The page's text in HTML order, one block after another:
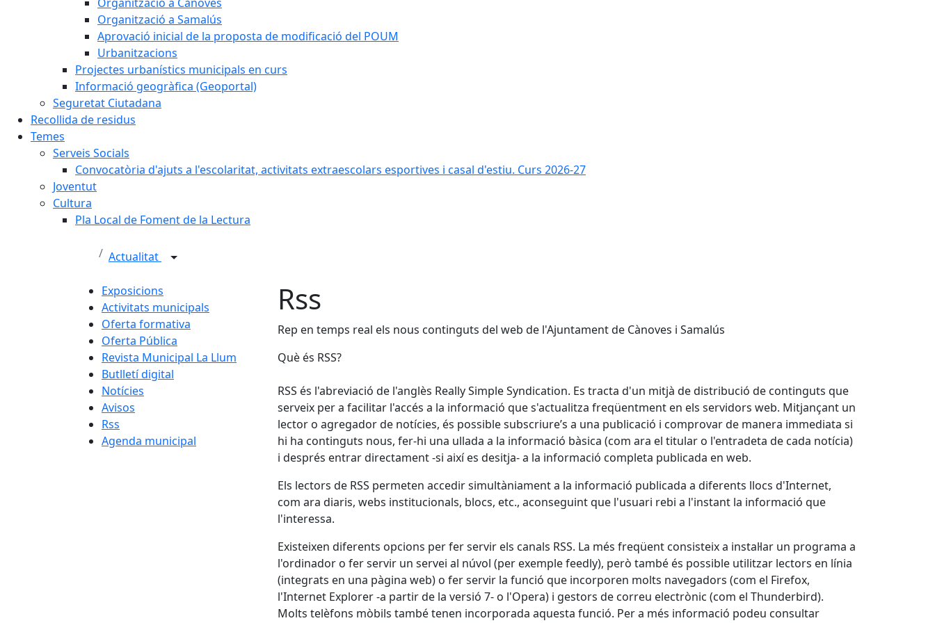
Organització a Samalús
Aprovació inicial de la proposta de modificació del POUM
Urbanitzacions
Projectes urbanístics municipals en curs
Informació geogràfica (Geoportal)
Seguretat Ciutadana
Recollida de residus
Temes
Serveis Socials
Convocatòria d'ajuts a l'escolaritat, activitats extraescolars esportives i casal d'estiu. Curs 2026-27
Joventut
Cultura
Pla Local de Foment de la Lectura
Actualitat
Exposicions
Activitats municipals
Oferta formativa
Oferta Pública
Revista Municipal La Llum
Butlletí digital
Notícies
Avisos
Rss
Agenda municipal
Rss
Rep en temps real els nous continguts del web de l'Ajuntament de Cànoves i Samalús
Què és RSS?
RSS és l'abreviació de l'anglès Really Simple Syndication. Es tracta d'un mitjà de distribució de continguts que
serveix per a facilitar l'accés a la informació que s'actualitza freqüentment en els servidors web. Mitjançant un
lector o agregador de notícies, és possible subscriure’s a una publicació i comprovar de manera immediata si
hi ha continguts nous, fer-hi una ullada a la informació bàsica (com ara el titular o l'entradeta de cada notícia)
i després entrar directament -si així es desitja- a la informació completa publicada en web.
Els lectors de RSS permeten accedir simultàniament a la informació publicada a diferents llocs d'Internet,
com ara diaris, webs institucionals, blocs, etc., aconseguint que l'usuari rebi a l'instant la informació que
l'interessa.
Existeixen diferents opcions per fer servir els canals RSS. La més freqüent consisteix a instal·lar un programa a
l'ordinador o fer servir un servei al núvol (per exemple feedly), però també és possible utilitzar lectors en línia
(integrats en una pàgina web) o fer servir la funció que incorporen molts navegadors (com el Firefox,
l'Internet Explorer -a partir de la versió 7- o l'Opera) i gestors de correu electrònic (com el Thunderbird).
Molts telèfons mòbils també tenen incorporada aquesta funció. Per a més informació podeu consultar